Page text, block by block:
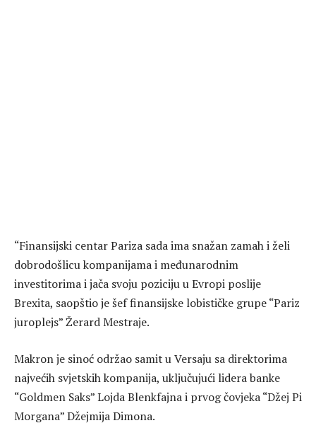
“Finansijski centar Pariza sada ima snažan zamah i želi
dobrodošlicu kompanijama i međunarodnim
investitorima i jača svoju poziciju u Evropi poslije
Brexita, saopštio je šef finansijske lobističke grupe “Pariz
juroplejs” Žerard Mestraje.
Makron je sinoć održao samit u Versaju sa direktorima
najvećih svjetskih kompanija, uključujući lidera banke
“Goldmen Saks” Lojda Blenkfajna i prvog čovjeka “Džej Pi
Morgana” Džejmija Dimona.